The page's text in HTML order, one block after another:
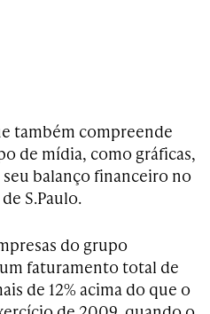
também compreende
de mídia, como gráficas,
balanço financeiro no
S.Paulo.
do grupo
faturamento total de
de 12% acima do que o